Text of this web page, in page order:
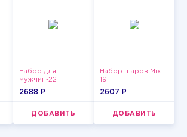
Набор для
мужчин-22
2688 P
ДОБАВИТЬ
Набор шаров Mix-
19
2607 P
ДОБАВИТЬ